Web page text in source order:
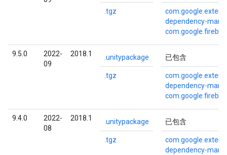
.tgz
dependency-
9.5.0
2022-
09
2018.1 .unitypackage
.tgz
已包含
dependency-
9.4.0
2022-
08
2018.1 .unitypackage
.tgz
已包含
dependency-